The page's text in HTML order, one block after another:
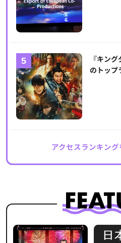
『キン
のトップ
アクセスランキン